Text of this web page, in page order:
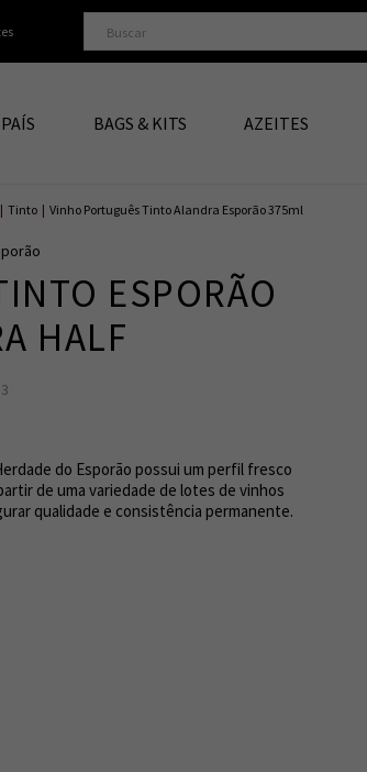
PAÍS BAGS & KITS AZEITES
| Tinto | Vinho Português Tinto Alandra Esporão 375ml
ESPORÃO
HALF
do Esporão possui um perfil fresco
de uma variedade de lotes de vinhos
qualidade e consistência permanente.